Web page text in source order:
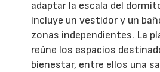
adaptar la escala del
incluye un vestidor y un
zonas independientes. La
reúne los espacios
bienestar, entre ellos una